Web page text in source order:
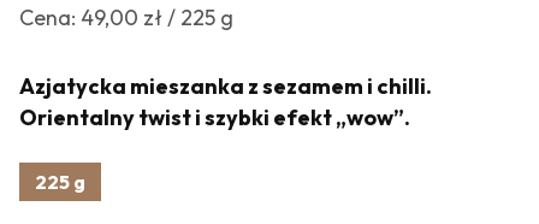
Cena: 49,00 zł / 225 g
Azjatycka mieszanka z sezamem i chilli.
Orientalny twist i szybki efekt „wow”.
225 g